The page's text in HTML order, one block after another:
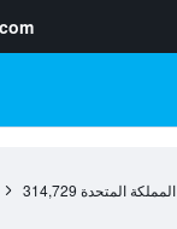
المملكة المتحدة 314,729